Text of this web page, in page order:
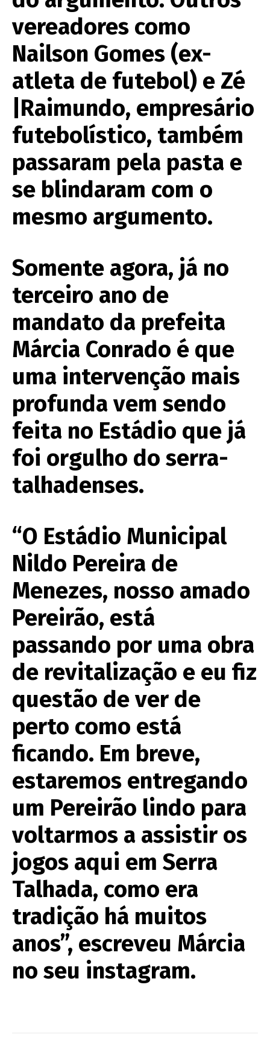
vereadores como
Nailson Gomes (ex-
atleta de futebol) e Zé
|Raimundo, empresário
futebolístico, também
passaram pela pasta e
se blindaram com o
mesmo argumento.
Somente agora, já no
terceiro ano de
mandato da prefeita
Márcia Conrado é que
uma intervenção mais
profunda vem sendo
feita no Estádio que já
foi orgulho do serra-
talhadenses.
“O Estádio Municipal
Nildo Pereira de
Menezes, nosso amado
Pereirão, está
passando por uma obra
de revitalização e eu fiz
questão de ver de
perto como está
ficando. Em breve,
estaremos entregando
um Pereirão lindo para
voltarmos a assistir os
jogos aqui em Serra
Talhada, como era
tradição há muitos
anos”, escreveu Márcia
no seu instagram.